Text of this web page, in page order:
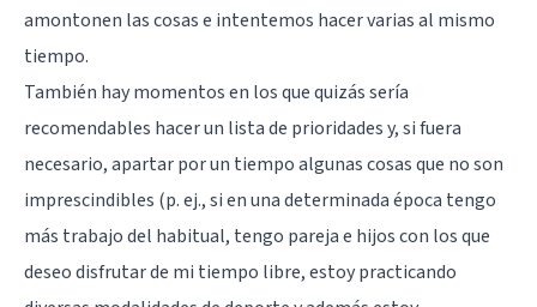
amontonen las cosas e intentemos hacer varias al mismo
tiempo.
También hay momentos en los que quizás sería
recomendables hacer un lista de prioridades y, si fuera
necesario, apartar por un tiempo algunas cosas que no son
imprescindibles (p. ej., si en una determinada época tengo
más trabajo del habitual, tengo pareja e hijos con los que
deseo disfrutar de mi tiempo libre, estoy practicando